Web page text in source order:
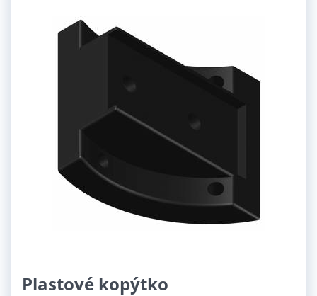
Plastové kopýtko